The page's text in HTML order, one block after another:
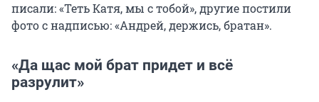
писали: «Теть Катя, мы с тобой», другие постили
фото с надписью: «Андрей, держись, братан».
«Да щас мой брат придет и всё
разрулит»